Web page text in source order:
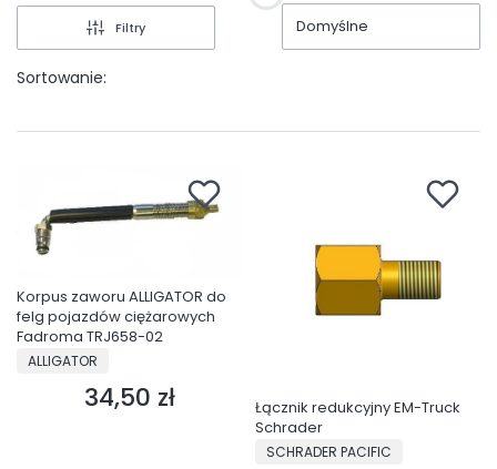
Filtry
Sortowanie:
Domyślne
Korpus zaworu ALLIGATOR do
felg pojazdów ciężarowych
Fadroma TRJ658-02
PRODUCENT
ALLIGATOR
Cena
34,50 zł
Łącznik redukcyjny EM-Truck
Schrader
PRODUCENT
SCHRADER PACIFIC